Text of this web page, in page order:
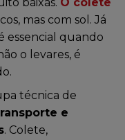
mas com sol. Já
essencial quando
o levares, é
técnica de
e
. Colete,